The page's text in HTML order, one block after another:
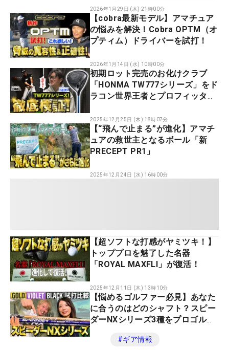
ONE」
2026年1月29日 (木) 21時00分
【cobra最新モデル】アマチュア
の悩みを解決！Cobra OPTM（オ
プティム）ドライバーを試打！
2026年1月14日 (水) 10時00分
初期ロット完売のお化けクラブ
「HONMA TW777シリーズ」をド
ラコン世界王者とプロフィッター
2025年12月25日 (木) 18時07分
【“飛んで止まる”が進化】アマチ
ュアの救世主となるボール「新
PRECEPT PR1」
2025年12月24日 (水) 16時00分
【超ソフトな打感がヤミツキ！】
トッププロを魅了した名器
「ROYAL MAXFLI」が復活！
2025年12月11日 (木) 13時10分
【悩めるゴルファー必見】あなた
に合うのはどのシャフト？スピー
ダーNXシリーズ3種をプロゴルフ
#ギア情報